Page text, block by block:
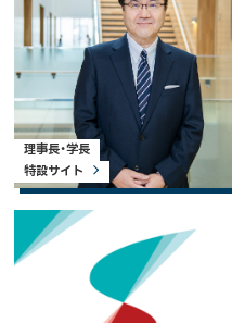
理事長・学長
特設サイト